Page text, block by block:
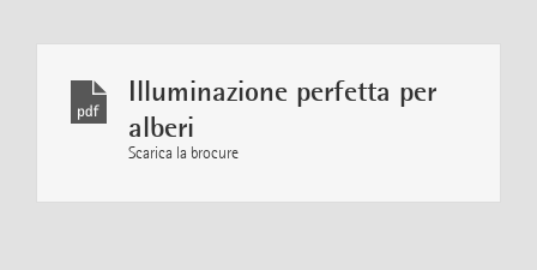
Illuminazione perfetta per
alberi
Scarica la brocure